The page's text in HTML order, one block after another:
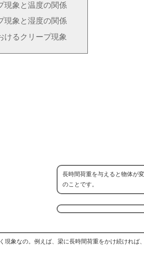
現象と温度の関係
現象と湿度の関係
けるクリープ現象
長時間荷重を与えると物体が
のことです。
現象なの。例えば、梁に長時間荷重をかけ続ければ